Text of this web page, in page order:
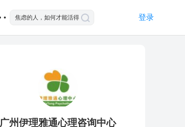
登录
广州伊理雅通心理咨询中心